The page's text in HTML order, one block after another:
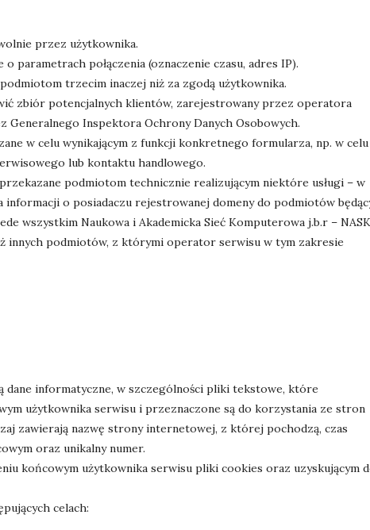
przez użytkownika.
parametrach połączenia (oznaczenie czasu, adres IP).
trzecim inaczej niż za zgodą użytkownika.
zbiór potencjalnych klientów, zarejestrowany przez operatora
Inspektora Ochrony Danych Osobowych.
w celu wynikającym z funkcji konkretnego formularza, np. w celu
lub kontaktu handlowego.
podmiotom technicznie realizującym niektóre usługi – w
o posiadaczu rejestrowanej domeny do podmiotów
wszystkim Naukowa i Akademicka Sieć Komputerowa j.b.r –
innych podmiotów, z którymi operator serwisu w tym zakresie
dane informatyczne, w szczególności pliki tekstowe, które
użytkownika serwisu i przeznaczone są do korzystania ze stron
zawierają nazwę strony internetowej, z której pochodzą, czas
oraz unikalny numer.
końcowym użytkownika serwisu pliki cookies oraz uzyskującym
celach: